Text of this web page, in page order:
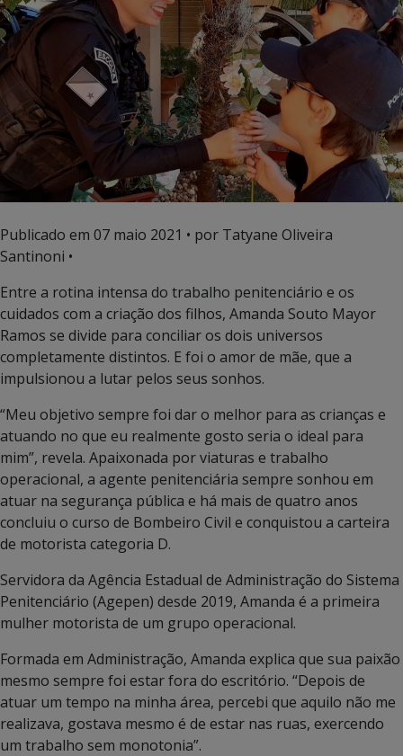
Publicado em 07 maio 2021 • por Tatyane Oliveira
Santinoni •
Entre a rotina intensa do trabalho penitenciário e os
cuidados com a criação dos filhos, Amanda Souto Mayor
Ramos se divide para conciliar os dois universos
completamente distintos. E foi o amor de mãe, que a
impulsionou a lutar pelos seus sonhos.
“Meu objetivo sempre foi dar o melhor para as crianças e
atuando no que eu realmente gosto seria o ideal para
mim”, revela. Apaixonada por viaturas e trabalho
operacional, a agente penitenciária sempre sonhou em
atuar na segurança pública e há mais de quatro anos
concluiu o curso de Bombeiro Civil e conquistou a carteira
de motorista categoria D.
Servidora da Agência Estadual de Administração do Sistema
Penitenciário (Agepen) desde 2019, Amanda é a primeira
mulher motorista de um grupo operacional.
Formada em Administração, Amanda explica que sua paixão
mesmo sempre foi estar fora do escritório. “Depois de
atuar um tempo na minha área, percebi que aquilo não me
realizava, gostava mesmo é de estar nas ruas, exercendo
um trabalho sem monotonia”.